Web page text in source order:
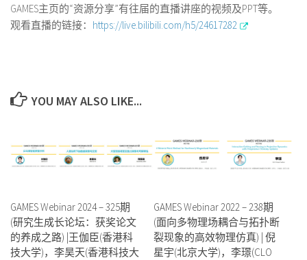
GAMES主页的“资源分享”有往届的直播讲座的视频及PPT等。
观看直播的链接： https://live.bilibili.com/h5/24617282
YOU MAY ALSO LIKE...
GAMES Webinar 2024 – 325期
(研究生成长论坛：获奖论文
的养成之路) |王伽臣(香港科
技大学)，李昊天(香港科技大
GAMES Webinar 2022 – 238期
(面向多物理场耦合与拓扑断
裂现象的高效物理仿真) | 倪
星宇(北京大学)，李璟(CLO